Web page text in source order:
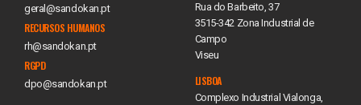
geral@sandokan.pt
RECURSOS HUMANOS
rh@sandokan.pt
RGPD
dpo@sandokan.pt
Rua do Barbeito, 37
3515-342 Zona Industrial de
Campo
Viseu
LISBOA
Complexo Industrial Vialonga,